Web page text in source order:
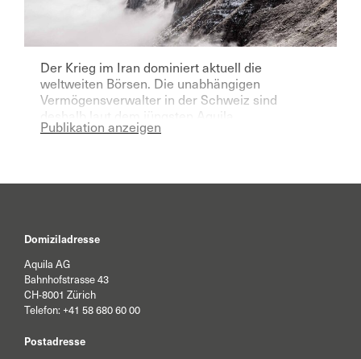
Der Krieg im Iran dominiert aktuell die
weltweiten Börsen. Die unabhängigen
Vermögensverwalter in der Schweiz sind
deshalb laut dem jüngsten Aquila
Vermögensverwalter Index für das laufende
Publikation anzeigen
Domiziladresse
Aquila AG
Bahnhofstrasse 43
CH-8001 Zürich
Telefon: +41 58 680 60 00
Postadresse